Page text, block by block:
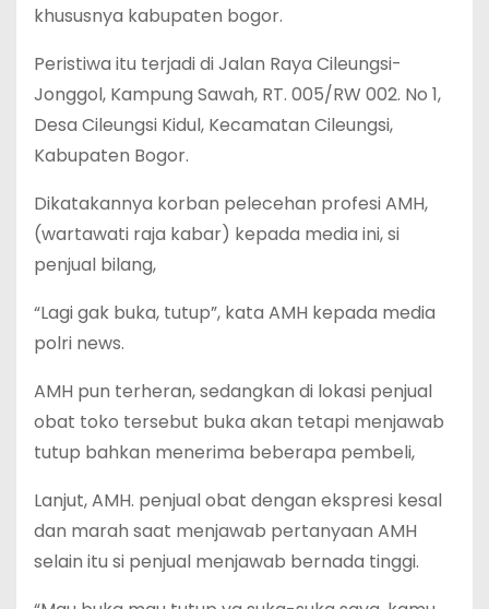
khususnya kabupaten bogor.
Peristiwa itu terjadi di Jalan Raya Cileungsi-
Jonggol, Kampung Sawah, RT. 005/RW 002. No 1,
Desa Cileungsi Kidul, Kecamatan Cileungsi,
Kabupaten Bogor.
Dikatakannya korban pelecehan profesi AMH,
(wartawati raja kabar) kepada media ini, si
penjual bilang,
“Lagi gak buka, tutup”, kata AMH kepada media
polri news.
AMH pun terheran, sedangkan di lokasi penjual
obat toko tersebut buka akan tetapi menjawab
tutup bahkan menerima beberapa pembeli,
Lanjut, AMH. penjual obat dengan ekspresi kesal
dan marah saat menjawab pertanyaan AMH
selain itu si penjual menjawab bernada tinggi.